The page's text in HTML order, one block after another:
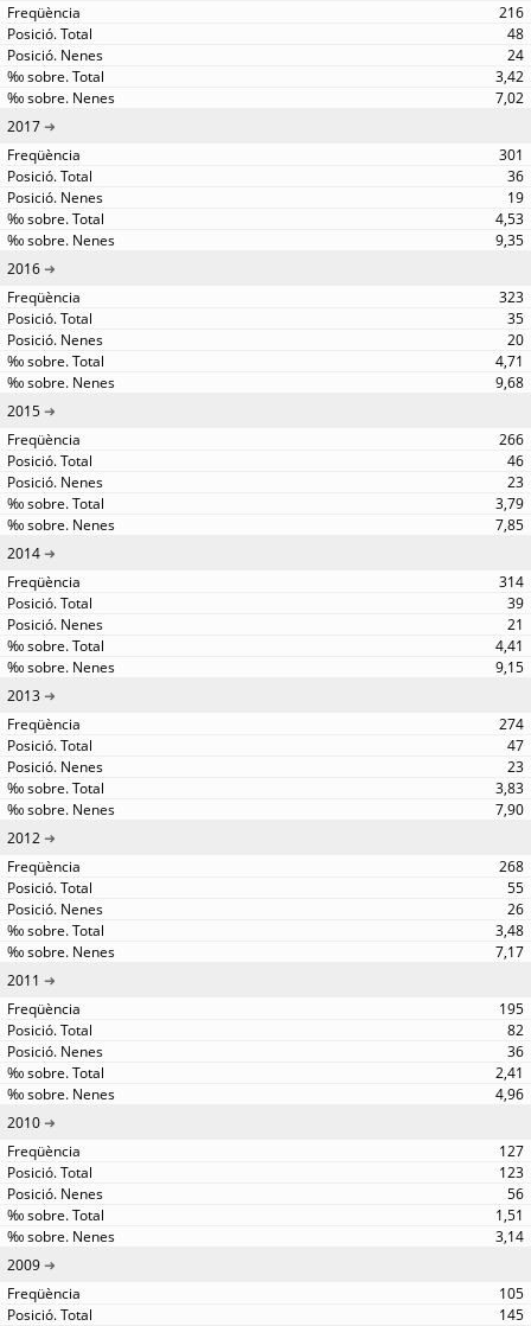
216
48
24
3,42
7,02
2017
301
36
19
4,53
9,35
2016
323
35
20
4,71
9,68
2015
266
46
23
3,79
7,85
2014
314
39
21
4,41
9,15
2013
274
47
23
3,83
7,90
2012
268
55
26
3,48
7,17
2011
195
82
36
2,41
4,96
2010
127
123
56
1,51
3,14
2009
105
145